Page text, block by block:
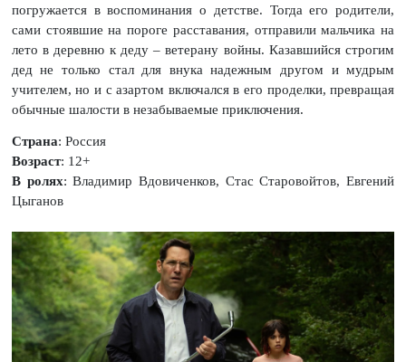
погружается в воспоминания о детстве. Тогда его родители,
сами стоявшие на пороге расставания, отправили мальчика на
лето в деревню к деду – ветерану войны. Казавшийся строгим
дед не только стал для внука надежным другом и мудрым
учителем, но и с азартом включался в его проделки, превращая
обычные шалости в незабываемые приключения.
Страна: Россия
Возраст: 12+
В ролях: Владимир Вдовиченков, Стас Старовойтов, Евгений
Цыганов